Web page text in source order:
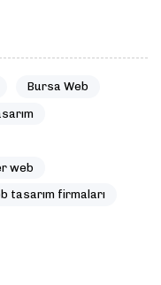
Bursa Web
web
tasarım firmaları